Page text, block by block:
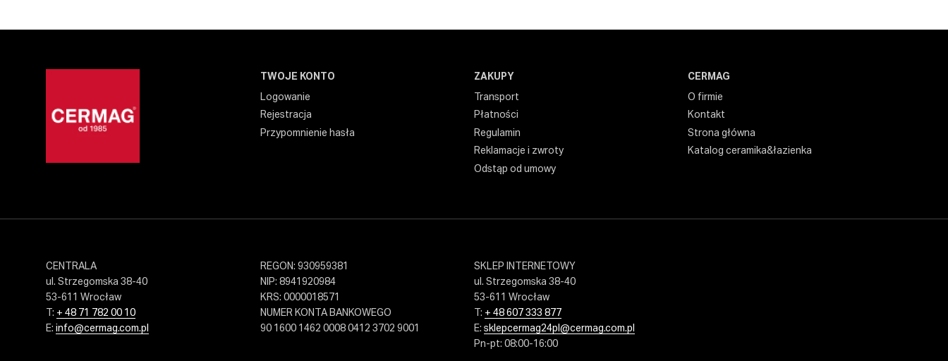
TWOJE KONTO
Logowanie
Rejestracja
Przypomnienie hasła
ZAKUPY
Transport
Płatności
Regulamin
Reklamacje i zwroty
Odstąp od umowy
CERMAG
O firmie
Kontakt
Strona główna
Katalog ceramika&łazienka
CENTRALA
ul. Strzegomska 38-40
53-611 Wrocław
T: + 48 71 782 00 10
E:info@cermag.com.pl
REGON: 930959381
NIP: 8941920984
KRS: 0000018571
NUMER KONTA BANKOWEGO
90 1600 1462 0008 0412 3702 9001
SKLEP INTERNETOWY
ul. Strzegomska 38-40
53-611 Wrocław
T: + 48 607 333 877
E: sklepcermag24pl@cermag.com.pl
Pn-pt: 08:00-16:00